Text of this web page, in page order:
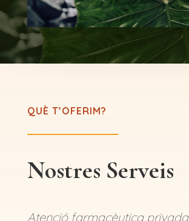
QUÈ T’OFERIM?
Nostres Serveis
Atenció farmacèutica privada